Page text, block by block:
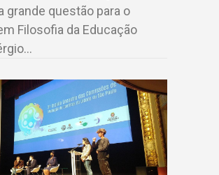
grande questão para o
Filosofia da Educação